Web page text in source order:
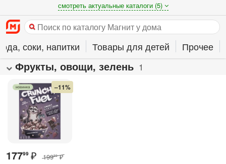
смотреть актуальные каталоги (5)
соки, напитки Товары для детей Прочее
Фрукты, овощи, зелень 1
–11%
17799 ₽ 19999 ₽